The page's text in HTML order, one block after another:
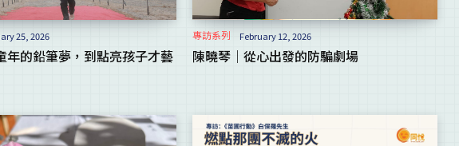
25, 2026
年的鉛筆夢，到點亮孩子才藝
專訪系列 February 12, 2026
陳曉琴｜從心出發的防騙劇場